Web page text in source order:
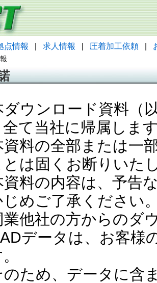
点情報 求人情報 圧着加工依頼
ダウンロード資料（
全て当社に帰属しま
資料の全部または一
とは固くお断りいた
資料の内容は、予告
じめご了承ください
業他社の方からのダ
データは、お客様
ため、データに含